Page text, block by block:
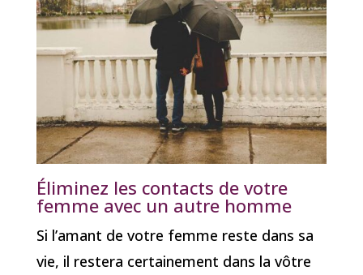
Éliminez les contacts de votre
femme avec un autre homme
Si l’amant de votre femme reste dans sa
vie, il restera certainement dans la vôtre